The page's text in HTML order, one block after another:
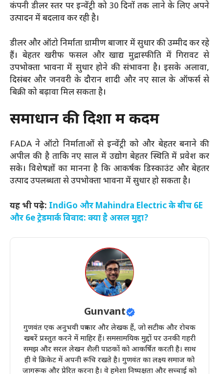
कंपनी डीलर स्तर पर इन्वेंट्री को 30 दिनों तक लाने के लिए अपने
उत्पादन में बदलाव कर रही है।
डीलर और ऑटो निर्माता ग्रामीण बाजार में सुधार की उम्मीद कर रहे
हैं। बेहतर खरीफ फसल और खाद्य मुद्रास्फीति में गिरावट से
उपभोक्ता भावना में सुधार होने की संभावना है। इसके अलावा,
दिसंबर और जनवरी के दौरान शादी और नए साल के ऑफर्स से
बिक्री को बढ़ावा मिल सकता है।
समाधान की दिशा में कदम
FADA ने ऑटो निर्माताओं से इन्वेंट्री को और बेहतर बनाने की
अपील की है ताकि नए साल में उद्योग बेहतर स्थिति में प्रवेश कर
सके। विशेषज्ञों का मानना है कि आकर्षक डिस्काउंट और बेहतर
उत्पाद उपलब्धता से उपभोक्ता भावना में सुधार हो सकता है।
यह भी पढ़े: IndiGo और Mahindra Electric के बीच 6E
और 6e ट्रेडमार्क विवाद: क्या है असल मुद्दा?
Gunvant
गुणवंत एक अनुभवी पत्रकार और लेखक हैं, जो सटीक और रोचक
खबरें प्रस्तुत करने में माहिर हैं। समसामयिक मुद्दों पर उनकी गहरी
समझ और सरल लेखन शैली पाठकों को आकर्षित करती है। साथ
ही वे क्रिकेट में अपनी रूचि रखते है। गुणवंत का लक्ष्य समाज को
जागरूक और प्रेरित करना है। वे हमेशा निष्पक्षता और सच्चाई को